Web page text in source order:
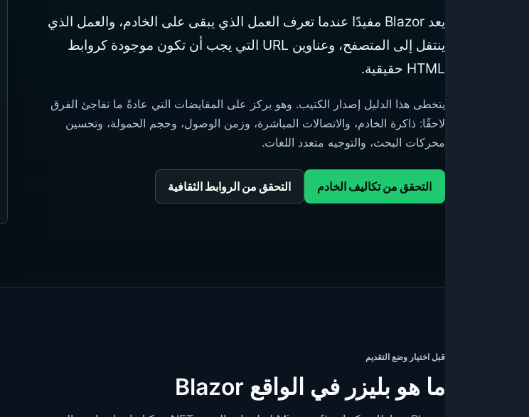
يعد Blazor مفيدًا عندما تعرف العمل الذي يبقى على الخادم، والعمل الذي
ينتقل إلى المتصفح، وعناوين URL التي يجب أن تكون موجودة كروابط
HTML حقيقية.
يتخطى هذا الدليل إصدار الكتيب. وهو يركز على المقايضات التي عادةً ما تفاجئ الفرق
لاحقًا: ذاكرة الخادم، والاتصالات المباشرة، وزمن الوصول، وحجم الحمولة، وتحسين
محركات البحث، والتوجيه متعدد اللغات.
التحقق من تكاليف الخادم التحقق من الروابط الثقافية
قبل اختيار وضع التقديم
ما هو بليزر في الواقع Blazor